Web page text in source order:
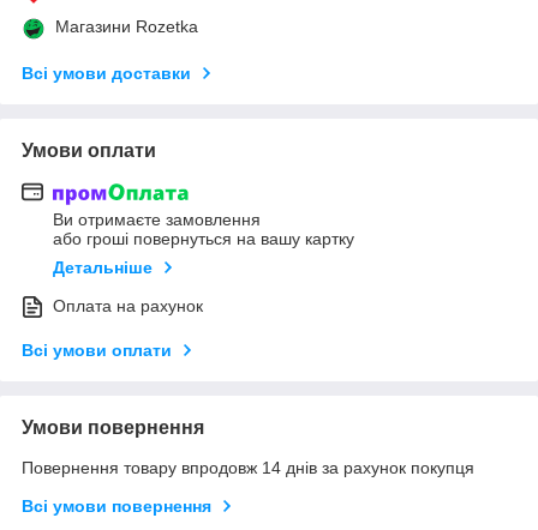
Магазини Rozetka
Всі умови доставки
Умови оплати
Ви отримаєте замовлення
або гроші повернуться на вашу картку
Детальніше
Оплата на рахунок
Всі умови оплати
Умови повернення
Повернення товару впродовж 14 днів за рахунок покупця
Всі умови повернення